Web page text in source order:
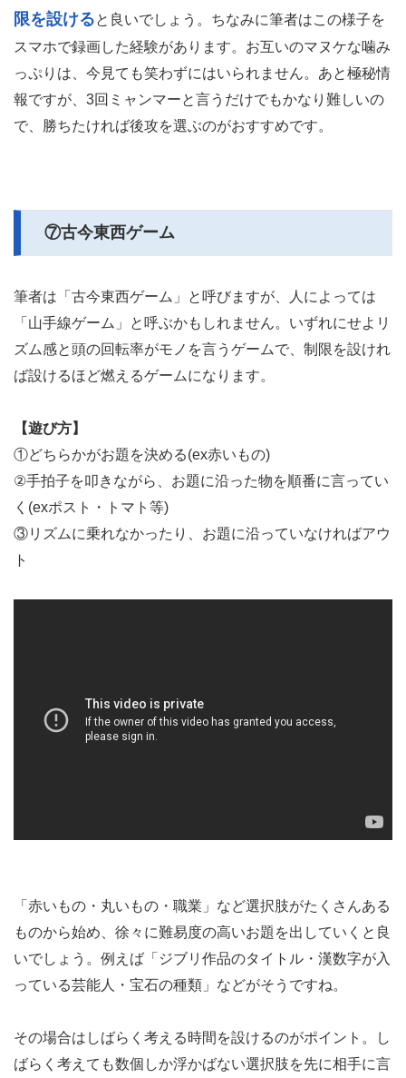
限を設けると良いでしょう。ちなみに筆者はこの様子を
スマホで録画した経験があります。お互いのマヌケな噛み
っぷりは、今見ても笑わずにはいられません。あと極秘情
報ですが、3回ミャンマーと言うだけでもかなり難しいの
で、勝ちたければ後攻を選ぶのがおすすめです。
⑦古今東西ゲーム
筆者は「古今東西ゲーム」と呼びますが、人によっては
「山手線ゲーム」と呼ぶかもしれません。いずれにせよリ
ズム感と頭の回転率がモノを言うゲームで、制限を設けれ
ば設けるほど燃えるゲームになります。
【遊び方】
①どちらかがお題を決める(ex赤いもの)
②手拍子を叩きながら、お題に沿った物を順番に言ってい
く(exポスト・トマト等)
③リズムに乗れなかったり、お題に沿っていなければアウ
ト
「赤いもの・丸いもの・職業」など選択肢がたくさんある
ものから始め、徐々に難易度の高いお題を出していくと良
いでしょう。例えば「ジブリ作品のタイトル・漢数字が入
っている芸能人・宝石の種類」などがそうですね。
その場合はしばらく考える時間を設けるのがポイント。し
ばらく考えても数個しか浮かばない選択肢を先に相手に言